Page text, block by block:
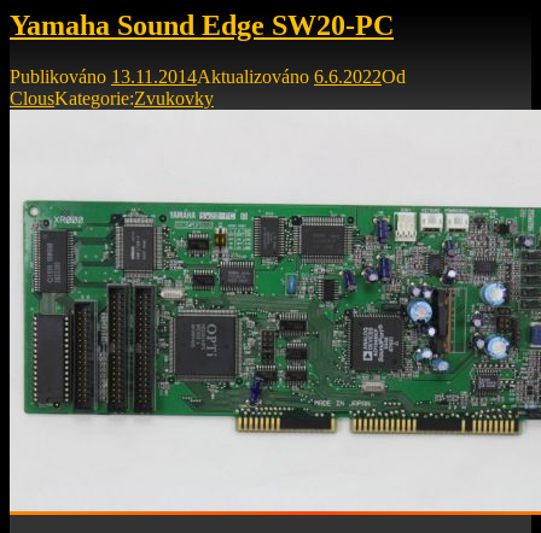
Yamaha Sound Edge SW20-PC
Publikováno 13.11.2014Aktualizováno 6.6.2022Od
ClousKategorie:Zvukovky